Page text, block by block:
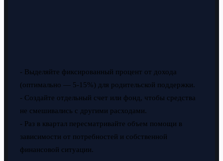
- Выделяйте фиксированный процент от дохода
(оптимально — 5-15%) для родительской поддержки.
- Создайте отдельный счет или фонд, чтобы средства
не смешивались с другими расходами.
- Раз в квартал пересматривайте объем помощи в
зависимости от потребностей и собственной
финансовой ситуации.